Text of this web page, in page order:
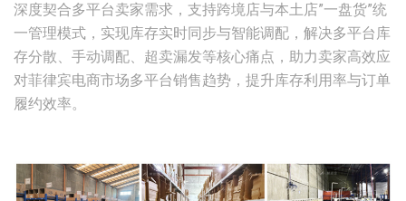
深度契合多平台卖家需求，支持跨境店与本土店”一盘货”统
一管理模式，实现库存实时同步与智能调配，解决多平台库
存分散、手动调配、超卖漏发等核心痛点，助力卖家高效应
对菲律宾电商市场多平台销售趋势，提升库存利用率与订单
履约效率。